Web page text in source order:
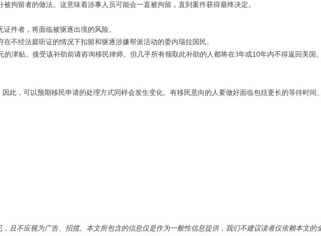
拘留者的做法。这意味着涉事人员可能会一直被拘留，直到案件获得最终决定。
件者，将面临被驱逐出境的风险。
在不经法庭听证的情况下扣留和驱逐涉嫌帮派活动的委内瑞拉国民。
的津贴。接受该补助前请咨询移民律师。但几乎所有领取此补助的人都将在3年或10年内不得返回美国
此，可以预期移民申请的处理方式同样会发生变化。有移民意向的人要做好面临包括更长的等待时间
且不应视为广告、招揽。本文所包含的信息仅是作为一般性信息提供，我们不建议读者仅依赖本文的